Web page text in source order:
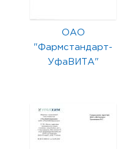
ОАО
"Фармстандарт-
УфаВИТА"